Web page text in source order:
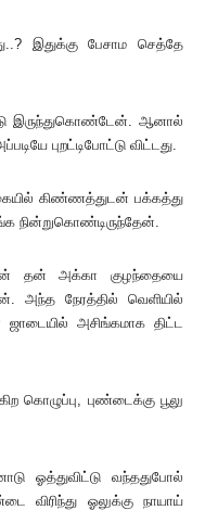
இதுக்கு பேசாம செத்தே
இருந்துகொண்டேன். ஆனால்
புறட்டிபோட்டு விட்டது.
கிண்ணத்துடன் பக்கத்து
நின்றுகொண்டிருந்தேன்.
தன் அக்கா குழந்தையை
அந்த நேரத்தில் வெளியில்
அசிங்கமாக திட்ட
கொழுப்பு, புண்டைக்கு பூலு
ஓத்துவிட்டு வந்ததுபோல்
விரிந்து ஓலுக்கு நாயாய்